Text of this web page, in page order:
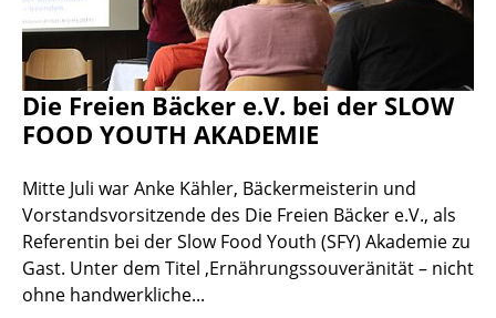
Die Freien Bäcker e.V. bei der SLOW
FOOD YOUTH AKADEMIE
Mitte Juli war Anke Kähler, Bäckermeisterin und
Vorstandsvorsitzende des Die Freien Bäcker e.V., als
Referentin bei der Slow Food Youth (SFY) Akademie zu
Gast. Unter dem Titel ‚Ernährungssouveränität – nicht
ohne handwerkliche...